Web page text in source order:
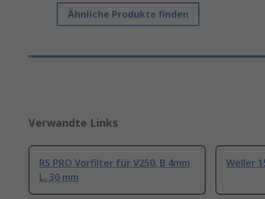
Ähnliche Produkte finden
Verwandte Links
RS PRO Vorfilter für V250, B 4mm
L. 30 mm
Weller